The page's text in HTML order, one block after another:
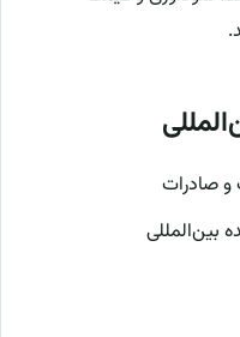
و صادرات
بین‌المللی